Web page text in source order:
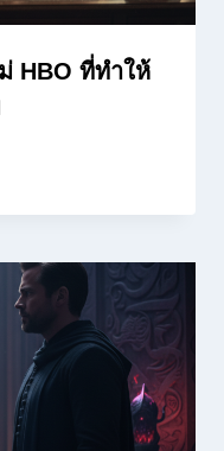
HBO ที่ทำให้